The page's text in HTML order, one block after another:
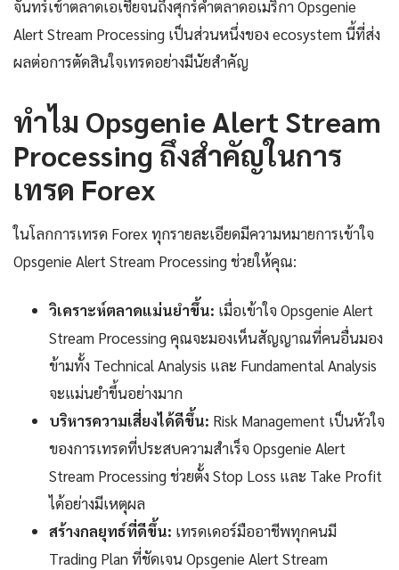
จันทร์เช้าตลาดเอเชียจนถึงศุกร์ค่ำตลาดอเมริกา Opsgenie
Alert Stream Processing เป็นส่วนหนึ่งของ ecosystem นี้ที่ส่ง
ผลต่อการตัดสินใจเทรดอย่างมีนัยสำคัญ
ทำไม Opsgenie Alert Stream
Processing ถึงสำคัญในการ
เทรด Forex
ในโลกการเทรด Forex ทุกรายละเอียดมีความหมายการเข้าใจ
Opsgenie Alert Stream Processing ช่วยให้คุณ:
วิเคราะห์ตลาดแม่นยำขึ้น: เมื่อเข้าใจ Opsgenie Alert
Stream Processing คุณจะมองเห็นสัญญาณที่คนอื่นมอง
ข้ามทั้ง Technical Analysis และ Fundamental Analysis
จะแม่นยำขึ้นอย่างมาก
บริหารความเสี่ยงได้ดีขึ้น: Risk Management เป็นหัวใจ
ของการเทรดที่ประสบความสำเร็จ Opsgenie Alert
Stream Processing ช่วยตั้ง Stop Loss และ Take Profit
ได้อย่างมีเหตุผล
สร้างกลยุทธ์ที่ดีขึ้น: เทรดเดอร์มืออาชีพทุกคนมี
Trading Plan ที่ชัดเจน Opsgenie Alert Stream